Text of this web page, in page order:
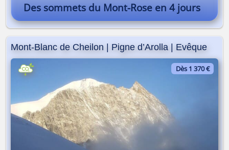
Des sommets du Mont-Rose en 4 jours
Mont-Blanc de Cheilon | Pigne d’Arolla | Evêque
Dès 1 370 €